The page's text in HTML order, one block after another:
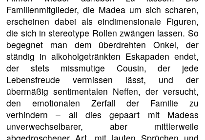
Familienmitglieder, die Madea um sich scharen,
erscheinen dabei als eindimensionale Figuren,
die sich in stereotype Rollen zwängen lassen. So
begegnet man dem überdrehten Onkel, der
ständig in alkoholgetränkten Eskapaden endet,
der stets missmutige Cousin, der jede
Lebensfreude vermissen lässt, und der
übermäßig sentimentalen Neffen, der versucht,
den emotionalen Zerfall der Familie zu
verhindern – all dies gepaart mit Madeas
unverwechselbarer, aber mittlerweile